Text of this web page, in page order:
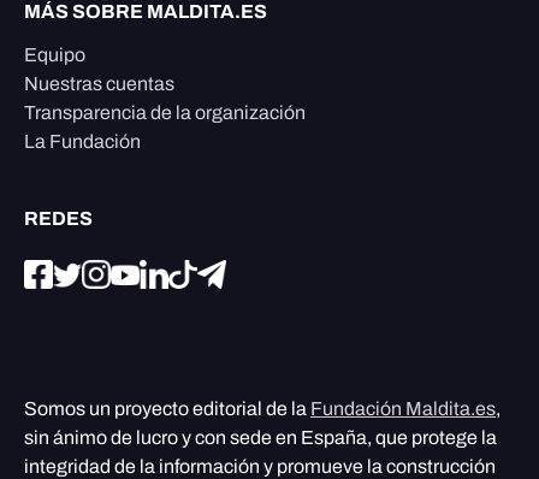
MÁS SOBRE MALDITA.ES
Equipo
Nuestras cuentas
Transparencia de la organización
La Fundación
REDES
Somos un proyecto editorial de la Fundación Maldita.es,
sin ánimo de lucro y con sede en España, que protege la
integridad de la información y promueve la construcción